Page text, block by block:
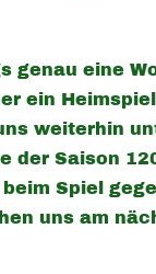
genau eine
ein
weiterhin
der Saison
Spiel
uns am